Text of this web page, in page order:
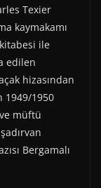
Texier
kaymakamı
kitabesi ile
edilen
hizasından
1949/1950
müftü
Bergamalı